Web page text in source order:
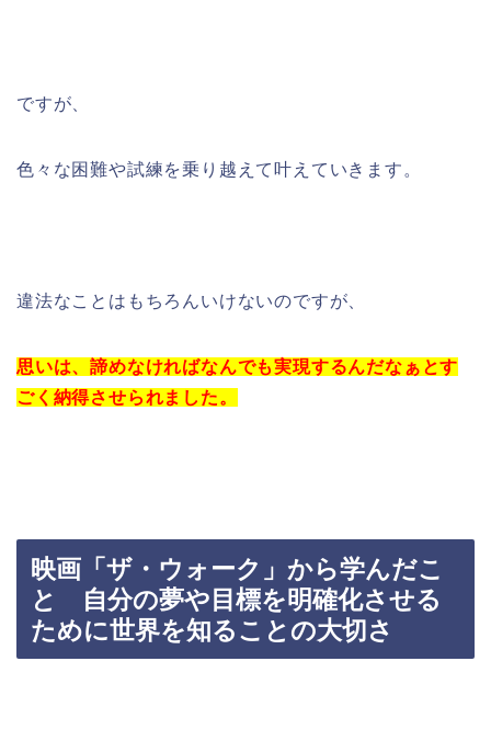
ですが、
色々な困難や試練を乗り越えて叶えていきます。
違法なことはもちろんいけないのですが、
思いは、諦めなければなんでも実現するんだなぁとす
ごく納得させられました。
映画「ザ・ウォーク」から学んだこ
と 自分の夢や目標を明確化させる
ために世界を知ることの大切さ